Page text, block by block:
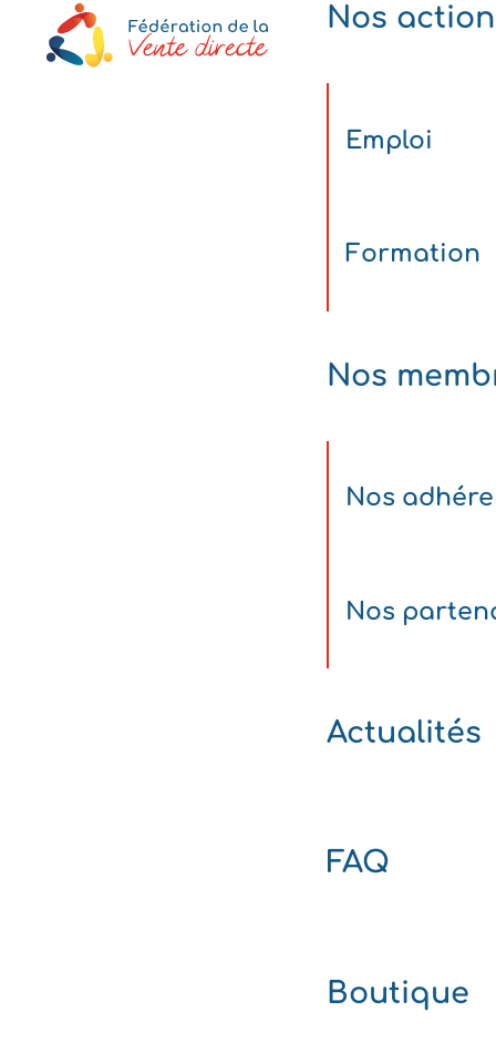
Nos
Emploi
Formation
Nos
Nos
Nos
Actualités
FAQ
Boutique